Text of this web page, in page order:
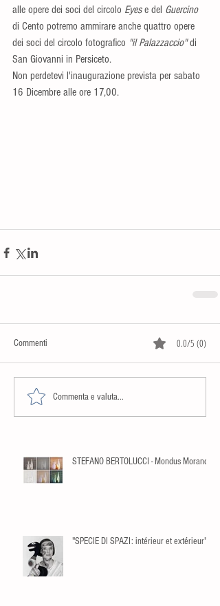
alle opere dei soci del circolo Eyes e del Guercino
di Cento potremo ammirare anche quattro opere
dei soci del circolo fotografico "il Palazzaccio" di
San Giovanni in Persiceto.
Non perdetevi l'inaugurazione prevista per sabato
16 Dicembre alle ore 17,00.
Commenti 0.0/5 (0)
Commenta e valuta...
STEFANO BERTOLUCCI - Mondus Morandi
"SPECIE DI SPAZI: intérieur et extérieur"